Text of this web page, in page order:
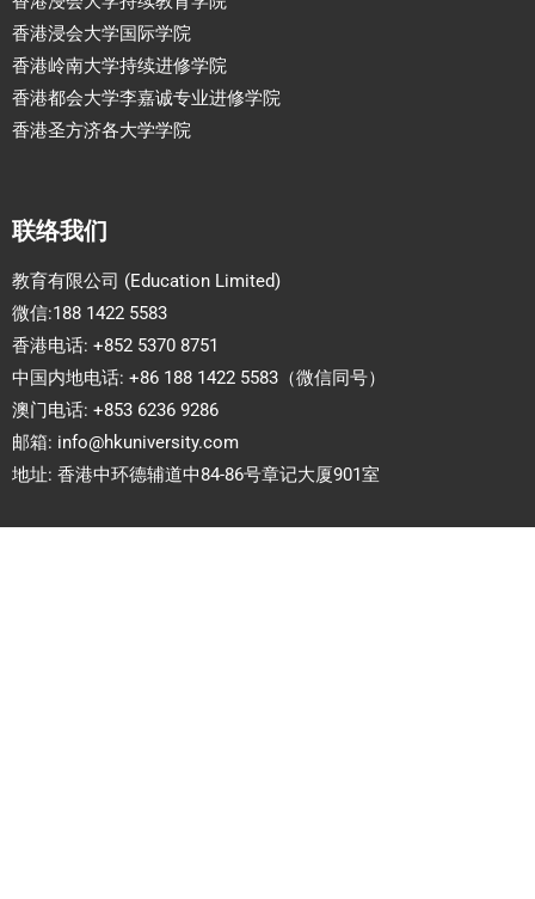
香港浸会大学国际学院
香港岭南大学持续进修学院
香港都会大学李嘉诚专业进修学院
香港圣方济各大学学院
联络我们
教育有限公司 (Education Limited)
微信:188 1422 5583
香港电话: +852 5370 8751
中国内地电话: +86 188 1422 5583（微信同号）
澳门电话: +853 6236 9286
邮箱: info@hkuniversity.com
地址: 香港中环德辅道中84-86号章记大厦901室